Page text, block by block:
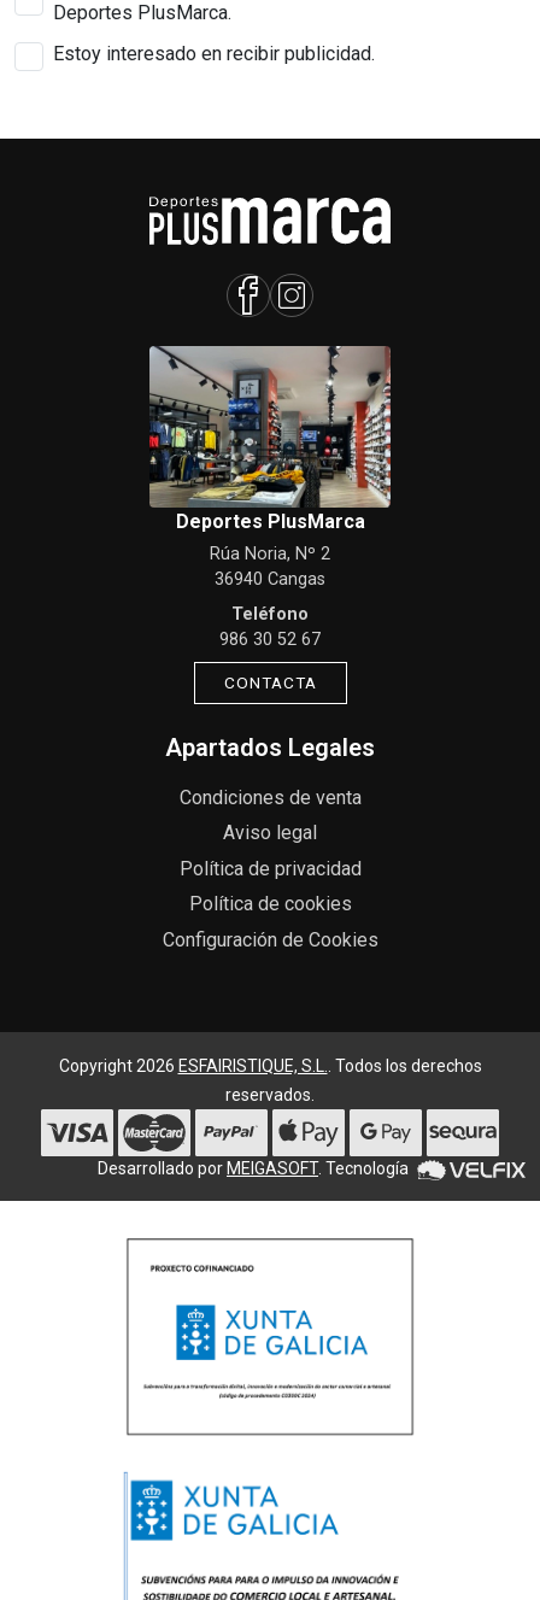
Deportes PlusMarca.
Estoy interesado en recibir publicidad.
Deportes PlusMarca
Rúa Noria, Nº 2
36940 Cangas
Teléfono
986 30 52 67
CONTACTA
Apartados Legales
Condiciones de venta
Aviso legal
Política de privacidad
Política de cookies
Configuración de Cookies
Copyright 2026 ESFAIRISTIQUE, S.L.
. Todos los derechos
reservados.
Desarrollado por MEIGASOFT. Tecnología